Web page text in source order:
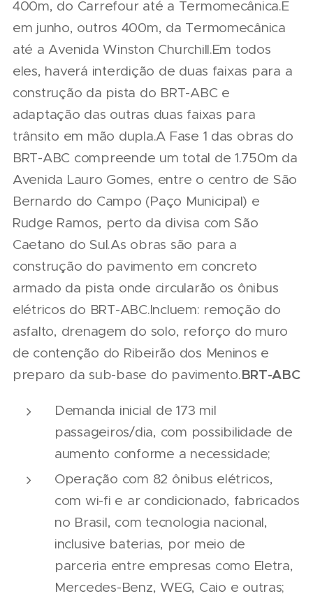
400m, do Carrefour até a Termomecânica.E
em junho, outros 400m, da Termomecânica
até a Avenida Winston Churchill.Em todos
eles, haverá interdição de duas faixas para a
construção da pista do BRT-ABC e
adaptação das outras duas faixas para
trânsito em mão dupla.A Fase 1 das obras do
BRT-ABC compreende um total de 1.750m da
Avenida Lauro Gomes, entre o centro de São
Bernardo do Campo (Paço Municipal) e
Rudge Ramos, perto da divisa com São
Caetano do Sul.As obras são para a
construção do pavimento em concreto
armado da pista onde circularão os ônibus
elétricos do BRT-ABC.Incluem: remoção do
asfalto, drenagem do solo, reforço do muro
de contenção do Ribeirão dos Meninos e
preparo da sub-base do pavimento.BRT-ABC
Demanda inicial de 173 mil
passageiros/dia, com possibilidade de
aumento conforme a necessidade;
Operação com 82 ônibus elétricos,
com wi-fi e ar condicionado, fabricados
no Brasil, com tecnologia nacional,
inclusive baterias, por meio de
parceria entre empresas como Eletra,
Mercedes-Benz, WEG, Caio e outras;